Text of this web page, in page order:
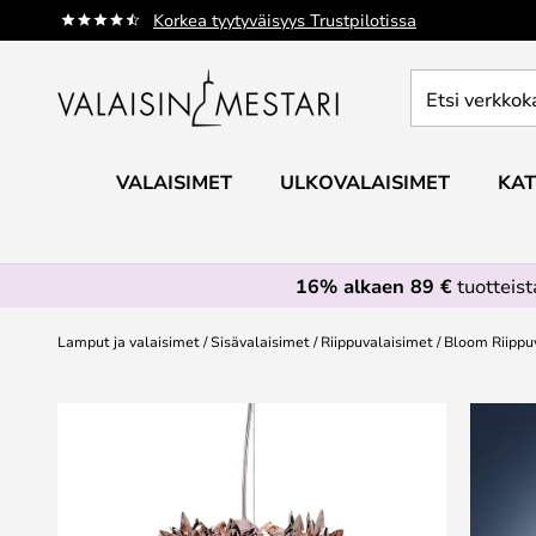
Korkea tyytyväisyys Trustpilotissa
Skip
to
verkkokaupan
VALAISIMET ULKOVALAISIMET
16% alkaen 89 €
Lamput ja valaisimet Sisävalaisimet Riippuvalaisimet Bloom